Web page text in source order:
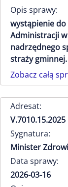
Opis sprawy:
wystąpienie
Administracji
nadrzędnego
straży gminnej.
Zobacz całą
Adresat:
V.7010.15.2025
Sygnatura:
Minister
Data sprawy:
2026-03-16